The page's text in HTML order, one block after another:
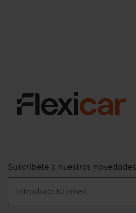
Suscríbete a nuestras novedades
Introduce tu email